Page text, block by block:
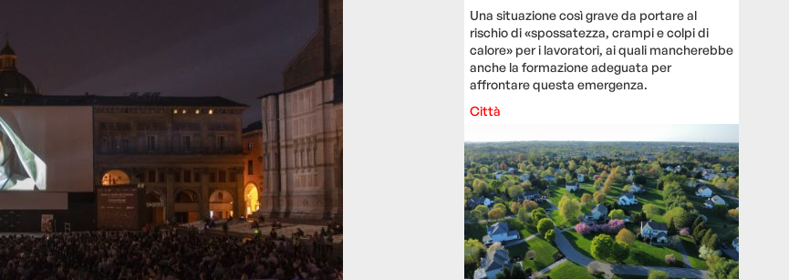
Una situazione così grave da portare al
rischio di «spossatezza, crampi e colpi di
calore» per i lavoratori, ai quali mancherebbe
anche la formazione adeguata per
affrontare questa emergenza.
Città